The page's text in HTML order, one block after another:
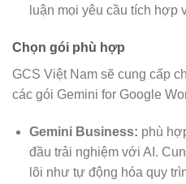
luận mọi yêu cầu tích hợp
Chọn gói phù hợp
GCS Việt Nam sẽ cung cấp
các gói Gemini for Google
Gemini Business: phù
đầu trải nghiệm với AI.
lõi như tự động hóa quy